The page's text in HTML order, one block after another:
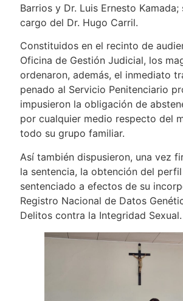
Barrios y Dr. Luis Ernesto Kamada;
cargo del Dr. Hugo Carril.
Constituidos en el recinto de
Oficina de Gestión Judicial, los
ordenaron, además, el inmediato
penado al Servicio Penitenciario
impusieron la obligación de
por cualquier medio respecto del
todo su grupo familiar.
Así también dispusieron, una vez
la sentencia, la obtención del
sentenciado a efectos de su
Registro Nacional de Datos
Delitos contra la Integridad Sexual.